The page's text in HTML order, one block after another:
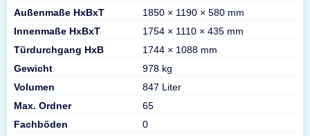
Außenmaße HxBxT
1850 × 1190 × 580 mm
Innenmaße HxBxT
1754 × 1110 × 435 mm
Türdurchgang HxB
1744 × 1088 mm
Gewicht
978 kg
Volumen
847 Liter
Max. Ordner
65
Fachböden
0